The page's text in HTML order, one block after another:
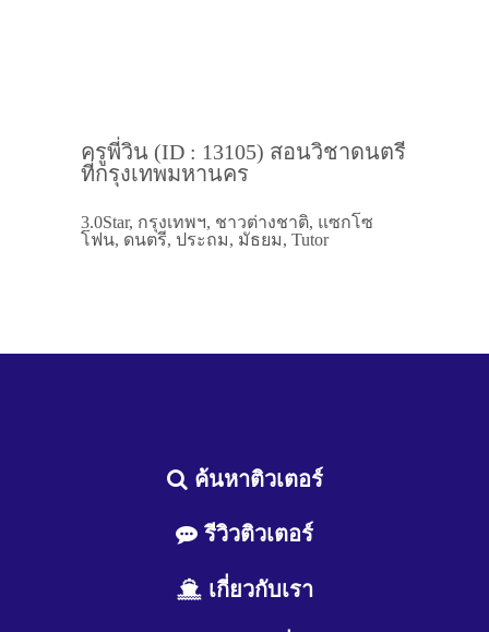
ครูพี่วิน (ID : 13105) สอนวิชาดนตรี
ที่กรุงเทพมหานคร
3.0Star, กรุงเทพฯ, ชาวต่างชาติ, แซกโซ
โฟน, ดนตรี, ประถม, มัธยม, Tutor
ค้นหาติวเตอร์
รีวิวติวเตอร์
เกี่ยวกับเรา